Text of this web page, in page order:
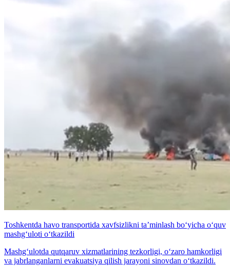
Toshkentda havo transportida xavfsizlikni ta’minlash bo‘yicha o‘quv
mashg‘uloti o‘tkazildi
Mashg‘ulotda qutqaruv xizmatlarining tezkorligi, o‘zaro hamkorligi
va jabrlanganlarni evakuatsiya qilish jarayoni sinovdan o‘tkazildi.